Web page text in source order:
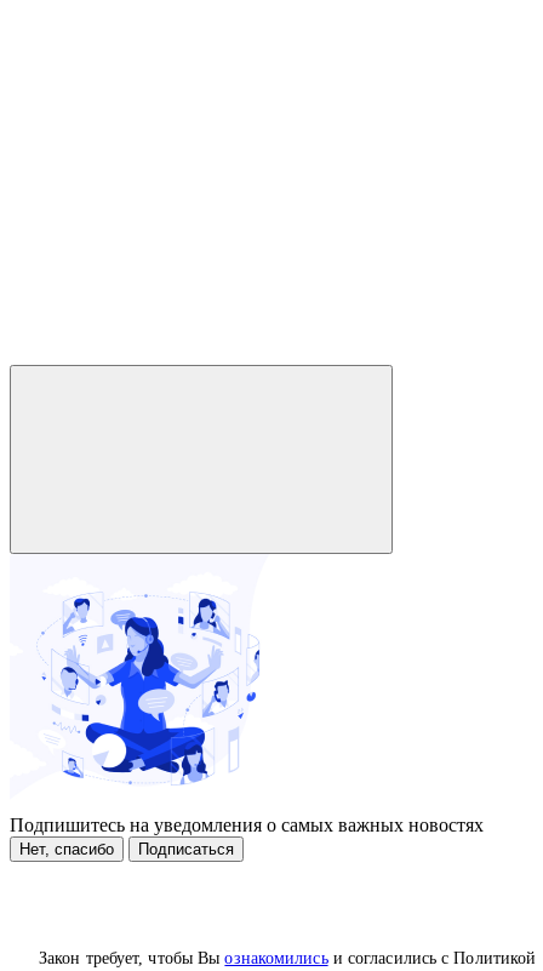
Закон требует, чтобы Выознакомилисьи согласились с Политикой
Подпишитесь на уведомления о самых важных новостях
Нет, спасибо Подписаться